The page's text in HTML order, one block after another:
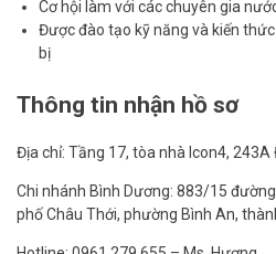
Cơ hội làm với các chuyên gia
Được đào tạo kỹ năng và kiến
bị
Thông tin nhận hồ sơ
Địa chỉ: Tầng 17, tòa nhà Icon4,
Chi nhánh Bình Dương: 883/15
phố Châu Thới, phường Bình An,